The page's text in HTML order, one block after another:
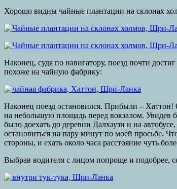
Хорошо видны чайные плантации на склонах
Наконец, судя по навигатору, поезд почти
похоже на чайную фабрику:
Наконец поезд остановился. Прибыли –
на небольшую площадь перед вокзалом. Увидев
было доехать до деревни Далхаузи и на
остановиться на пару минут по моей просьбе.
стороны, и ехать около часа расстояние чуть
Выбрав водителя с лицом попроще и подобрее,